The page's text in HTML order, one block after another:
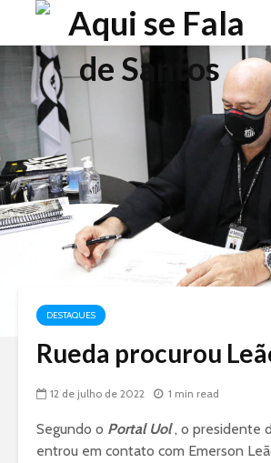
DESTAQUES
Rueda procurou
12 de julho de 2022 1 min read
Segundo o Portal Uol, o presidente
entrou em contato com Emerson